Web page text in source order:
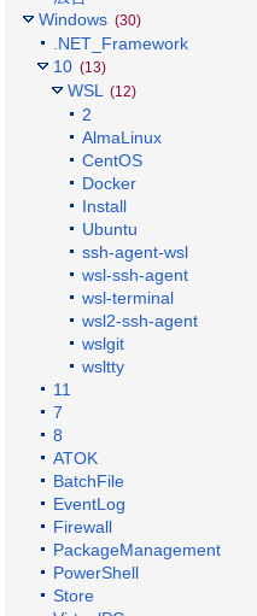
Windows (30)
.NET_Framework
10 (13)
WSL (12)
2
AlmaLinux
CentOS
Docker
Install
Ubuntu
ssh-agent-wsl
wsl-ssh-agent
wsl-terminal
wsl2-ssh-agent
wslgit
wsltty
11
7
8
ATOK
BatchFile
EventLog
Firewall
PackageManagement
PowerShell
Store